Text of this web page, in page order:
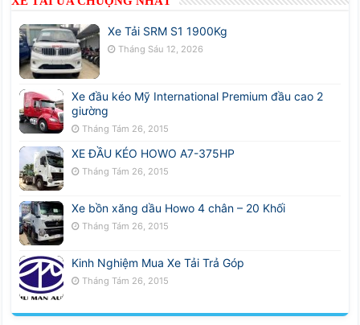
Xe Tải SRM S1 1900Kg
Tháng Sáu 12, 2026
Xe đầu kéo Mỹ International Premium đầu cao 2
giường
Tháng Tám 26, 2015
XE ĐẦU KÉO HOWO A7-375HP
Tháng Tám 26, 2015
Xe bồn xăng dầu Howo 4 chân – 20 Khối
Tháng Tám 26, 2015
Kinh Nghiệm Mua Xe Tải Trả Góp
Tháng Tám 26, 2015